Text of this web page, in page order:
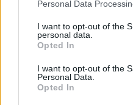
Personal Data
I want to opt-out of the
personal data.
Opted In
I want to opt-out of the
Personal Data.
Opted In